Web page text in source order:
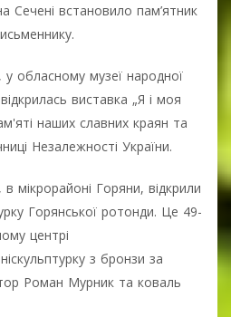
Сечені встановило пам’ятник
у обласному музеї народної
виставка „Я і моя
наших славних краян та
Незалежності України.
мікрорайоні Горяни, відкрили
Горянської ротонди. Це 49-
центрі
з бронзи за
Роман Мурник та коваль